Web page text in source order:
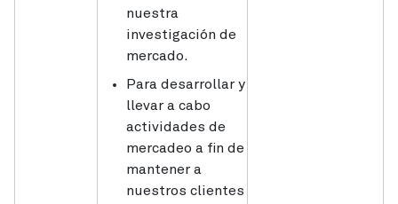
nuestra
investigación de
mercado.
Para desarrollar y
llevar a cabo
actividades de
mercadeo a fin de
mantener a
nuestros clientes